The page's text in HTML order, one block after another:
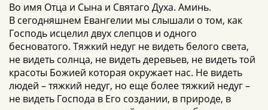
Во имя Отца и Сына и Святаго Духа. Аминь.
В сегодняшнем Евангелии мы слышали о том, как
Господь исцелил двух слепцов и одного
бесноватого. Тяжкий недуг не видеть белого света,
не видеть солнца, не видеть деревьев, не видеть той
красоты Божией которая окружает нас. Не видеть
людей – тяжкий недуг, но еще более тяжкий недуг –
не видеть Господа в Его создании, в природе, в